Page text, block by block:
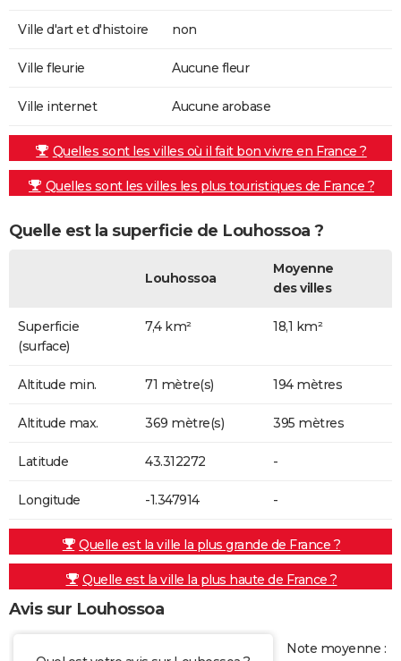
Ville d'art et d'histoire non
Ville fleurie Aucune fleur
Ville internet Aucune arobase
Quelles sont les villes où il fait bon vivre en France ?
Quelles sont les villes les plus touristiques de France ?
Quelle est la superficie de Louhossoa ?
Louhossoa
Moyenne
des villes
Superficie
(surface)
7,4 km² 18,1 km²
Altitude min. 71 mètre(s) 194 mètres
Altitude max. 369 mètre(s) 395 mètres
Latitude 43.312272 -
Longitude -1.347914 -
Quelle est la ville la plus grande de France ?
Quelle est la ville la plus haute de France ?
Avis sur Louhossoa
Note moyenne :